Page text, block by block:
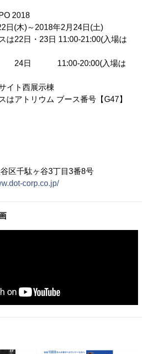
2018
日(木)～2018年2月24日(土)
日・23日 11:00-21:00(入場は
20:00(入場は
イト西展示棟
トリウム ブース番号【G47】
区千駄ヶ谷3丁目3番8号
corp.co.jp/